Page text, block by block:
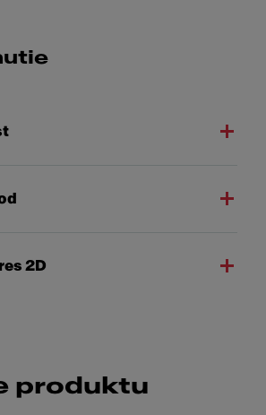
2D
produktu